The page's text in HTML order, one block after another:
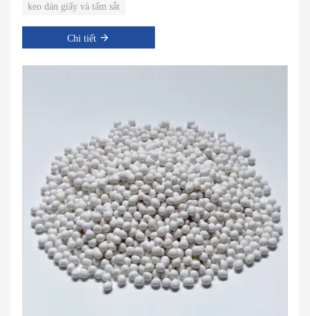
keo dán giấy và tấm sắt
Chi tiết